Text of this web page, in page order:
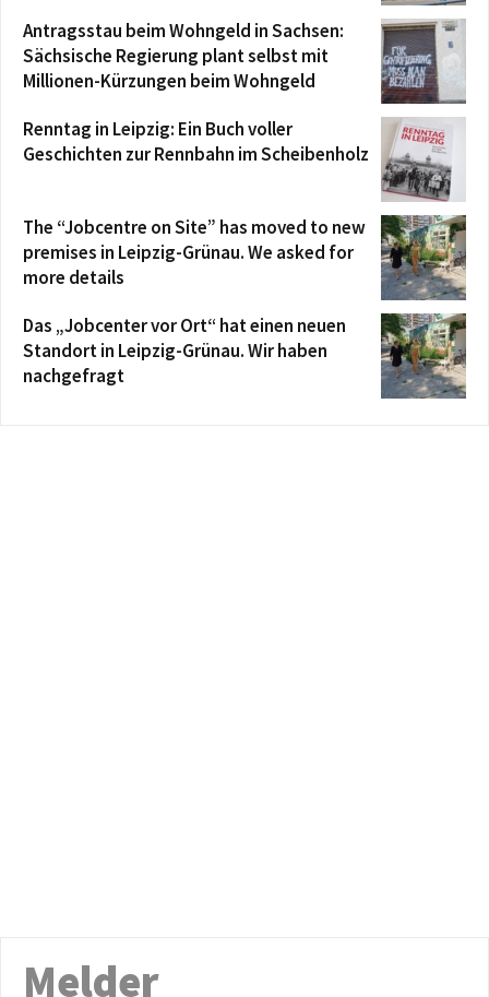
Antragsstau beim Wohngeld in Sachsen:
Sächsische Regierung plant selbst mit
Millionen-Kürzungen beim Wohngeld
Renntag in Leipzig: Ein Buch voller
Geschichten zur Rennbahn im Scheibenholz
The “Jobcentre on Site” has moved to new
premises in Leipzig-Grünau. We asked for
more details
Das „Jobcenter vor Ort“ hat einen neuen
Standort in Leipzig-Grünau. Wir haben
nachgefragt
Melder